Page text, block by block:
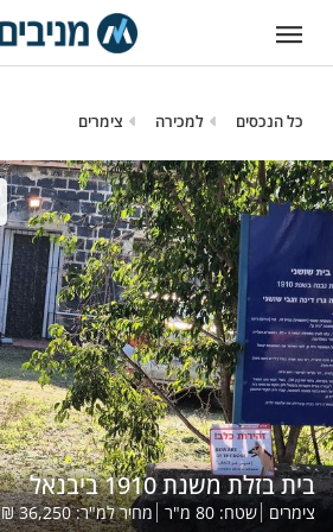
כל הנכסים למכירה צימרים
בית בזלת משנת 1910 ביבנאל
צימרים שטח: 80 מ"ר מחיר למ"ר:36,250
₪